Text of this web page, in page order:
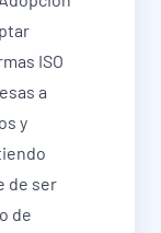
ISO
a
y
de ser
de